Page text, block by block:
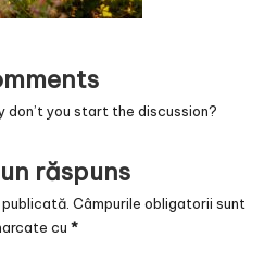
don’t you start the discussion?
răspuns
Câmpurile obligatorii sunt
cu *